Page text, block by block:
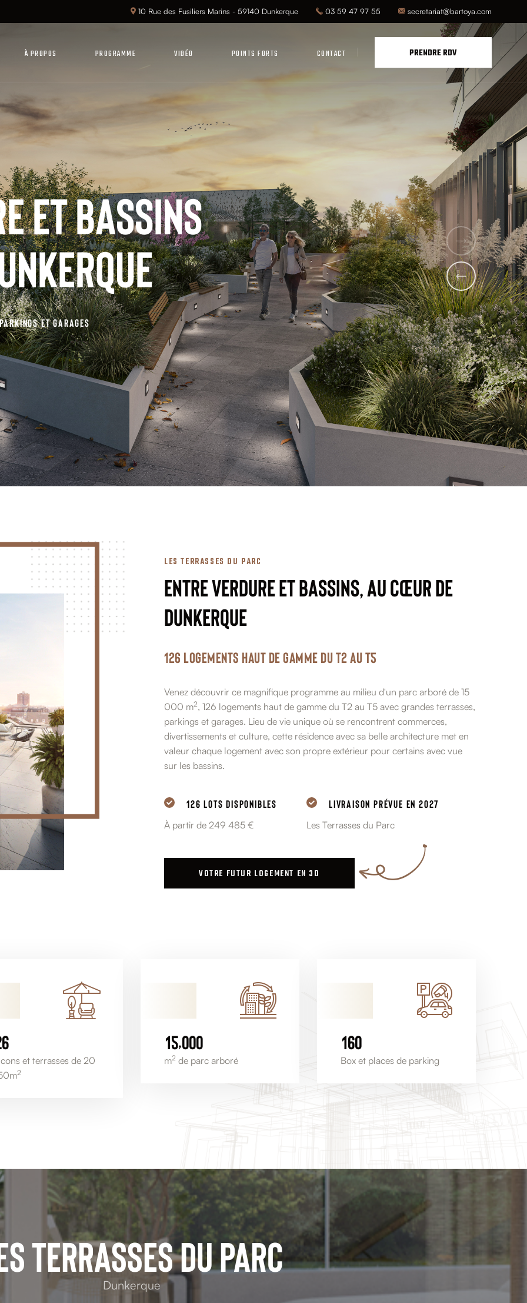
10 Rue des Fusiliers Marins - 59140 Dunkerque 03 59 47 97 55 secretariat@bartoya.com
À PROPOS PROGRAMME VIDÉO POINTS FORTS CONTACT PRENDRE RDV
De Gamme
LES TERRASSES DU PARC
Entre verdure et bassins, au cœur de
Dunkerque
126 logements haut de gamme du T2 au T5
Venez découvrir ce magnifique programme au milieu d'un parc arboré de 15
000 m2, 126 logements haut de gamme du T2 au T5 avec grandes terrasses,
parkings et garages. Lieu de vie unique où se rencontrent commerces,
divertissements et culture, cette résidence avec sa belle architecture met en
valeur chaque logement avec son propre extérieur pour certains avec vue
sur les bassins.
126 LOTS DISPONIBLES
À partir de 249 485 €
LIVRAISON PRÉVUE EN 2027
Les Terrasses du Parc
VOTRE FUTUR LOGEMENT EN 3D
6
et terrasses de 20
2
15,000
m2 de parc arboré
160
Box et places de parking
TERRASSES DU PARC
Dunkerque